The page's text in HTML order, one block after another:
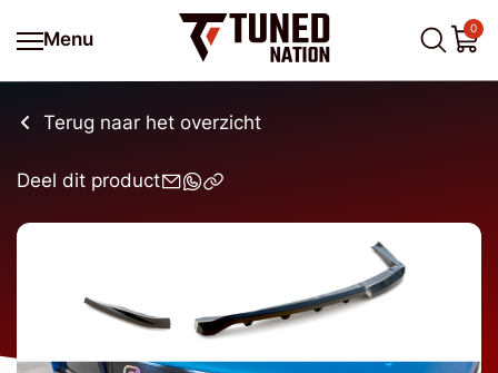
Menu
0
Terug naar het overzicht
Deel dit product